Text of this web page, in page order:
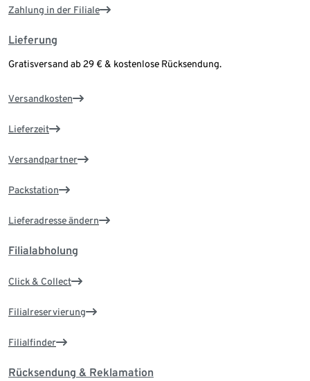
Zahlung in der Filiale
Lieferung
Gratisversand ab 29 € & kostenlose Rücksendung.
Versandkosten
Lieferzeit
Versandpartner
Packstation
Lieferadresse ändern
Filialabholung
Click & Collect
Filialreservierung
Filialfinder
Rücksendung & Reklamation